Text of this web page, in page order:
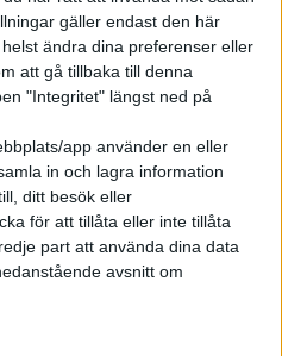
gäller endast den här
ändra dina preferenser eller
att gå tillbaka till denna
"Integritet" längst ned på
app använder en eller
in och lagra information
ditt besök eller
för att tillåta eller inte tillåta
part att använda dina data
avsnitt om
volymmodell EX50
skrotas direkt
till del av energisystemet
solid state-batterier